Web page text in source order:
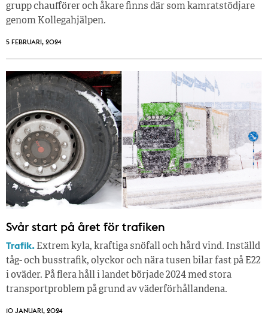
grupp chaufförer och åkare finns där som kamratstödjare
genom Kollegahjälpen.
5 FEBRUARI, 2024
Svår start på året för trafiken
Trafik. Extrem kyla, kraftiga snöfall och hård vind. Inställd
tåg- och busstrafik, olyckor och nära tusen bilar fast på E22
i oväder. På flera håll i landet började 2024 med stora
transportproblem på grund av väderförhållandena.
10 JANUARI, 2024